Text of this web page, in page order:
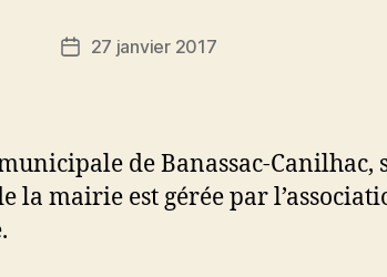
Date27 janvier 2017
de Banassac-Canilhac,
la mairie est gérée par